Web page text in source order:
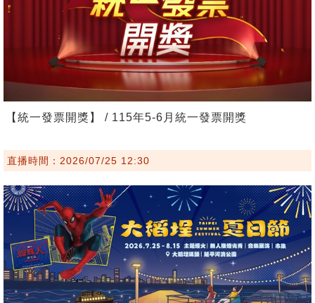
【統一發票開獎】 / 115年5-6月統一發票開獎
直播時間：2026/07/25 12:30